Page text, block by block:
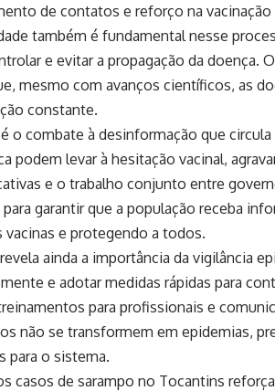
de contatos e reforço na vacinação
também é fundamental nesse
e evitar a propagação da doença.
mesmo com avanços científicos, as
constante.
combate à desinformação que circula
podem levar à hesitação vacinal,
e o trabalho conjunto entre
garantir que a população receba
vacinas e protegendo a todos.
ainda a importância da vigilância
e adotar medidas rápidas para
para profissionais e
não se transformem em epidemias,
para o sistema.
casos de sarampo no Tocantins